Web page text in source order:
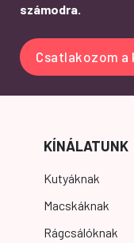
számodra.
Csatlakozom a
KÍNÁLATUNK
Kutyáknak
Macskáknak
Rágcsálóknak